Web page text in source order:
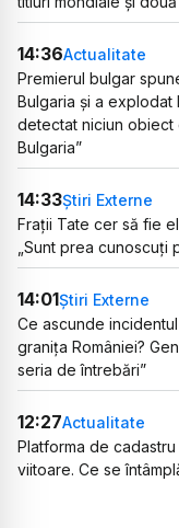
14:36Actualitate
Premierul bulgar
Bulgaria și a explodat
detectat niciun obiect
Bulgaria”
14:33Știri Externe
Frații Tate cer să fie
„Sunt prea cunoscuți
14:01Știri Externe
Ce ascunde
granița României?
seria de întrebări”
12:27Actualitate
Platforma de
viitoare. Ce se